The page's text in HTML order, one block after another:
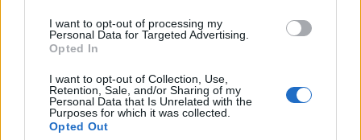
I want to opt-out of processing my
Personal Data for Targeted Advertising.
Opted In
I want to opt-out of Collection, Use,
Retention, Sale, and/or Sharing of my
Personal Data that Is Unrelated with the
Purposes for which it was collected.
Opted Out
Πάνω από 60 σημεία με καθαρό πόσιμο νερό σε
06.08.2026 - 15.22